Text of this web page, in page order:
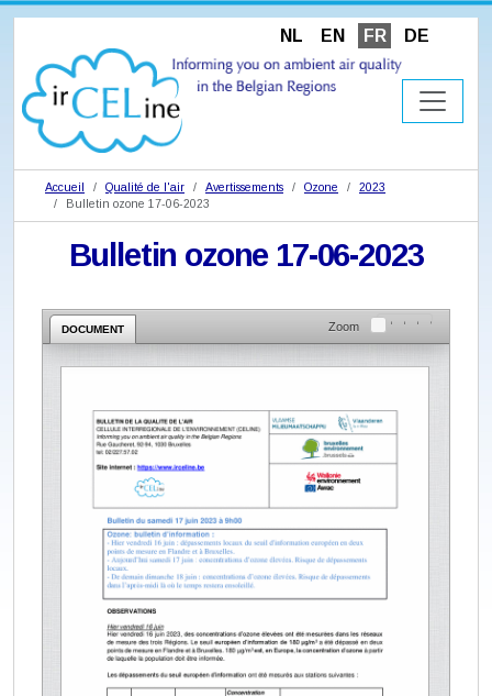
NL EN FR DE
Accueil Qualité de l'air Avertissements Ozone
2023
Bulletin ozone 17-06-2023
Bulletin ozone 17-06-2023
DOCUMENT Zoom